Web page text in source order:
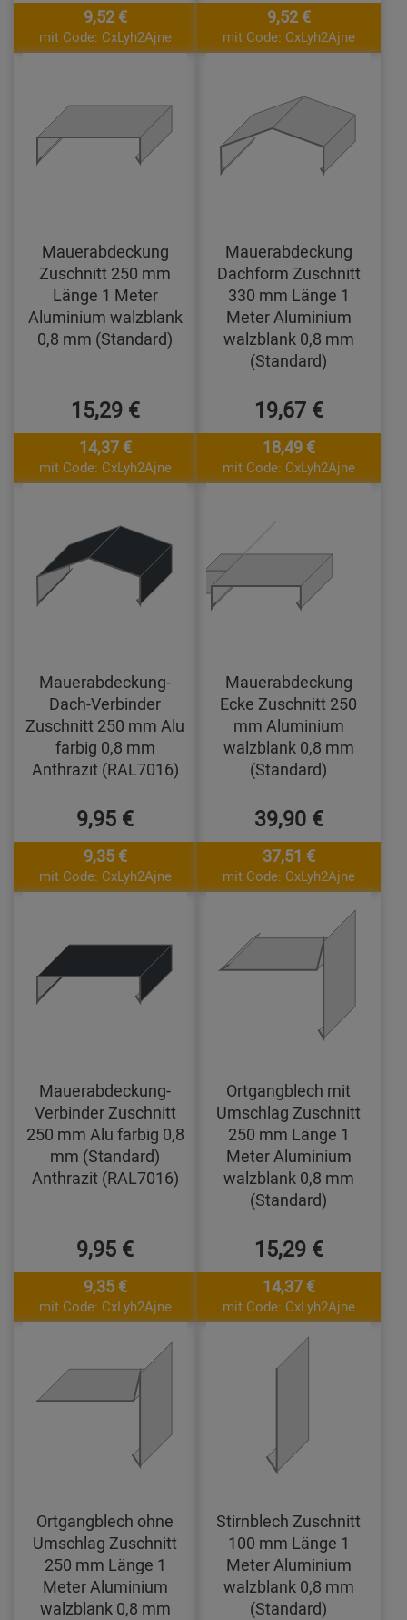
9,52 €
mit Code: CxLyh2Ajne
9,52 €
mit Code: CxLyh2Ajne
Mauerabdeckung
Zuschnitt 250 mm
Länge 1 Meter
Aluminium walzblank
0,8 mm (Standard)
15,29 €
14,37 €
mit Code: CxLyh2Ajne
Mauerabdeckung
Dachform Zuschnitt
330 mm Länge 1
Meter Aluminium
walzblank 0,8 mm
(Standard)
19,67 €
18,49 €
mit Code: CxLyh2Ajne
Mauerabdeckung-
Dach-Verbinder
Zuschnitt 250 mm Alu
farbig 0,8 mm
Anthrazit (RAL7016)
9,95 €
9,35 €
mit Code: CxLyh2Ajne
Mauerabdeckung
Ecke Zuschnitt 250
mm Aluminium
walzblank 0,8 mm
(Standard)
39,90 €
37,51 €
mit Code: CxLyh2Ajne
Mauerabdeckung-
Verbinder Zuschnitt
250 mm Alu farbig 0,8
mm (Standard)
Anthrazit (RAL7016)
9,95 €
9,35 €
mit Code: CxLyh2Ajne
Ortgangblech mit
Umschlag Zuschnitt
250 mm Länge 1
Meter Aluminium
walzblank 0,8 mm
(Standard)
15,29 €
14,37 €
mit Code: CxLyh2Ajne
Ortgangblech ohne
Umschlag Zuschnitt
250 mm Länge 1
Meter Aluminium
walzblank 0,8 mm
Stirnblech Zuschnitt
100 mm Länge 1
Meter Aluminium
walzblank 0,8 mm
(Standard)